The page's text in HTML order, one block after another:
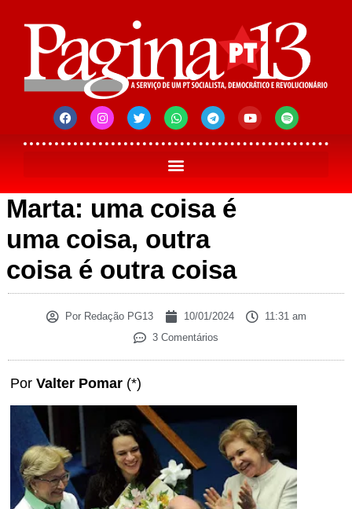
Marta: uma coisa é
uma coisa, outra
coisa é outra coisa
PorRedação PG13 10/01/2024
11:31 am
3 Comentários
Por Valter Pomar (*)